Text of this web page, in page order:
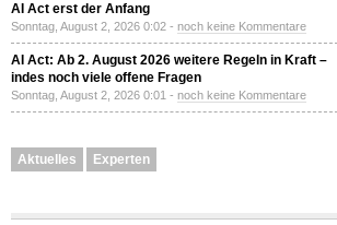
AI Act erst der Anfang
Sonntag, August 2, 2026 0:02 - noch keine Kommentare
AI Act: Ab 2. August 2026 weitere Regeln in Kraft –
indes noch viele offene Fragen
Sonntag, August 2, 2026 0:01 - noch keine Kommentare
Aktuelles Experten